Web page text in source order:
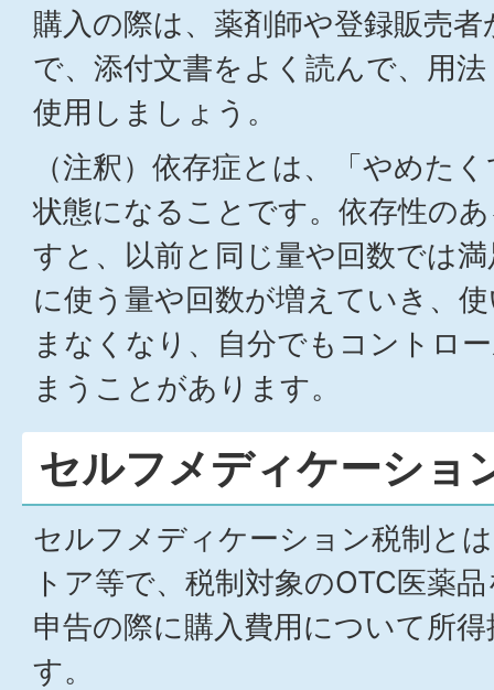
購入の際は、薬剤師や登録販売
で、添付文書をよく読んで、用
使用しましょう。
（注釈）依存症とは、「やめた
状態になることです。依存性の
すと、以前と同じ量や回数では
に使う量や回数が増えていき、
まなくなり、自分でもコントロ
まうことがあります。
セルフメディケーショ
セルフメディケーション税制と
トア等で、税制対象のOTC医薬
申告の際に購入費用について所
す。